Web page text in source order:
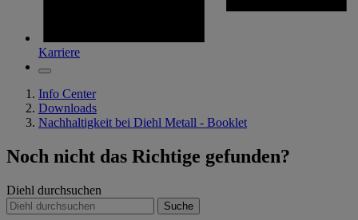
Karriere
Info Center
Downloads
Nachhaltigkeit bei Diehl Metall - Booklet
Noch nicht das Richtige gefunden?
Diehl durchsuchen
Suche